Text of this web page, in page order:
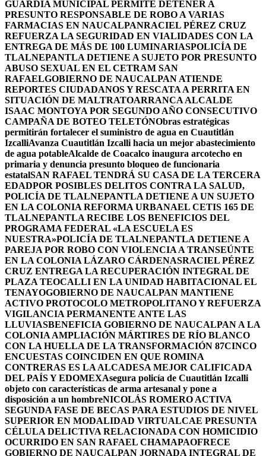
GUARDIA MUNICIPAL PERMITE DETENER A
PRESUNTO RESPONSABLE DE ROBO A VARIAS
FARMACIAS EN NAUCALPANRACIEL PÉREZ CRUZ
REFUERZA LA SEGURIDAD EN VIALIDADES CON LA
ENTREGA DE MÁS DE 100 LUMINARIASPOLICÍA DE
TLALNEPANTLA DETIENE A SUJETO POR PRESUNTO
ABUSO SEXUAL EN EL CETRAM SAN
RAFAELGOBIERNO DE NAUCALPAN ATIENDE
REPORTES CIUDADANOS Y RESCATA A PERRITA EN
SITUACIÓN DE MALTRATOARRANCA ALCALDE
ISAAC MONTOYA POR SEGUNDO AÑO CONSECUTIVO
CAMPAÑA DE BOTEO TELETÓNObras estratégicas
permitirán fortalecer el suministro de agua en Cuautitlán
IzcalliAvanza Cuautitlán Izcalli hacia un mejor abastecimiento
de agua potableAlcalde de Coacalco inaugura arcotecho en
primaria y denuncia presunto bloqueo de funcionaria
estatalSAN RAFAEL TENDRÁ SU CASA DE LA TERCERA
EDADPOR POSIBLES DELITOS CONTRA LA SALUD,
POLICÍA DE TLALNEPANTLA DETIENE A UN SUJETO
EN LA COLONIA REFORMA URBANAEL CETIS 165 DE
TLALNEPANTLA RECIBE LOS BENEFICIOS DEL
PROGRAMA FEDERAL «LA ESCUELA ES
NUESTRA»POLICÍA DE TLALNEPANTLA DETIENE A
PAREJA POR ROBO CON VIOLENCIA A TRANSEÚNTE
EN LA COLONIA LÁZARO CÁRDENASRACIEL PÉREZ
CRUZ ENTREGA LA RECUPERACIÓN INTEGRAL DE
PLAZA TEOCALLI EN LA UNIDAD HABITACIONAL EL
TENAYOGOBIERNO DE NAUCALPAN MANTIENE
ACTIVO PROTOCOLO METROPOLITANO Y REFUERZA
VIGILANCIA PERMANENTE ANTE LAS
LLUVIASBENEFICIA GOBIERNO DE NAUCALPAN A LA
COLONIA AMPLIACIÓN MÁRTIRES DE RÍO BLANCO
CON LA HUELLA DE LA TRANSFORMACIÓN 87CINCO
ENCUESTAS COINCIDEN EN QUE ROMINA
CONTRERAS ES LA ALCADESA MEJOR CALIFICADA
DEL PAÍS Y EDOMEXAsegura policía de Cuautitlán Izcalli
objeto con características de arma artesanal y pone a
disposición a un hombreNICOLÁS ROMERO ACTIVA
SEGUNDA FASE DE BECAS PARA ESTUDIOS DE NIVEL
SUPERIOR EN MODALIDAD VIRTUALCAE PRESUNTA
CÉLULA DELICTIVA RELACIONADA CON HOMICIDIO
OCURRIDO EN SAN RAFAEL CHAMAPAOFRECE
GOBIERNO DE NAUCALPAN JORNADA INTEGRAL DE